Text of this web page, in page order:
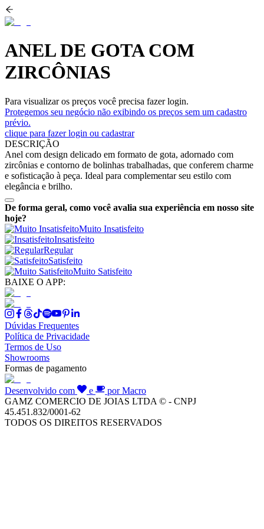
ANEL DE GOTA COM
ZIRCÔNIAS
Para visualizar os preços você precisa fazer login.
Protegemos seu negócio não exibindo os preços sem um cadastro
prévio.
clique para fazer login ou cadastrar
DESCRIÇÃO
Anel com design delicado em formato de gota, adornado com
zircônias e contorno de bolinhas trabalhadas, que conferem charme
e sofisticação à peça. Ideal para complementar seu estilo com
elegância e brilho.
De forma geral, como você avalia sua experiência em nosso site
hoje?
Muito Insatisfeito
Insatisfeito
Regular
Satisfeito
Muito Satisfeito
BAIXE O APP:
Dúvidas Frequentes
Política de Privacidade
Termos de Uso
Showrooms
Formas de pagamento
Desenvolvido com e
por Macro
GAMZ COMERCIO DE JOIAS LTDA © - CNPJ
45.451.832/0001-62
TODOS OS DIREITOS RESERVADOS